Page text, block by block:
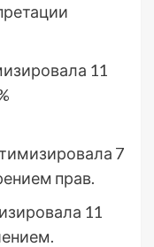
11
7
прав.
11